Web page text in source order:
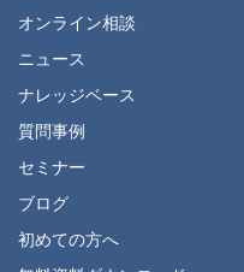
オンライン相談
ニュース
ナレッジベース
質問事例
セミナー
ブログ
初めての方へ